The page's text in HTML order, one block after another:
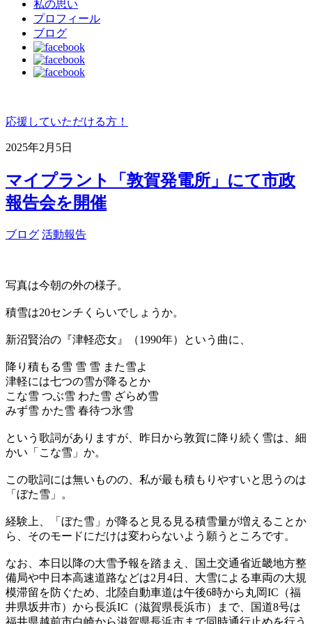
私の思い
プロフィール
ブログ
応援していただける方！
2025年2月5日
マイプラント「敦賀発電所」にて市政
報告会を開催
ブログ 活動報告
写真は今朝の外の様子。
積雪は20センチくらいでしょうか。
新沼賢治の『津軽恋女』（1990年）という曲に、
降り積もる雪 雪 雪 また雪よ
津軽には七つの雪が降るとか
こな雪 つぶ雪 わた雪 ざらめ雪
みず雪 かた雪 春待つ氷雪
という歌詞がありますが、昨日から敦賀に降り続く雪は、細
かい「こな雪」か。
この歌詞には無いものの、私が最も積もりやすいと思うのは
「ぼた雪」。
経験上、「ぼた雪」が降ると見る見る積雪量が増えることか
ら、そのモードにだけは変わらないよう願うところです。
なお、本日以降の大雪予報を踏まえ、国土交通省近畿地方整
備局や中日本高速道路などは2月4日、大雪による車両の大規
模滞留を防ぐため、北陸自動車道は午後6時から丸岡IC（福
井県坂井市）から長浜IC（滋賀県長浜市）まで、国道8号は
福井県越前市白崎から滋賀県長浜市まで同時通行止めを行う